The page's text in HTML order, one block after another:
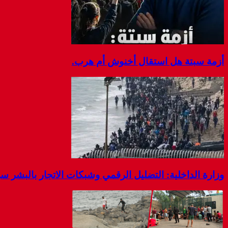
أزمة سبتة هل استقال أخنوش أم هرب.
وزارة الداخلية: التضليل الرقمي وشبكات الاتجار